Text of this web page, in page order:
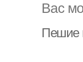
Вас
Пешие